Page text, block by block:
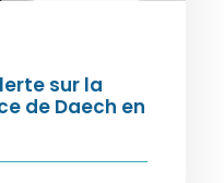
sur la
de Daech en